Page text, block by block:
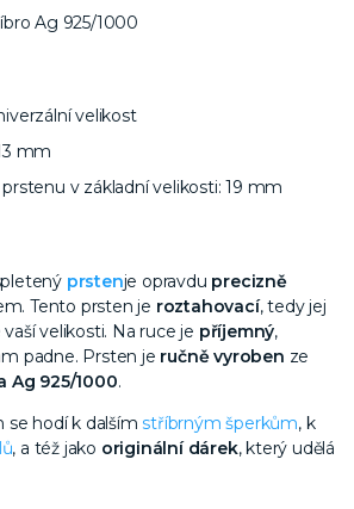
Ag 925/1000
velikost
mm
v základní velikosti: 19 mm
prstenje opravdu precizně
Tento prsten je roztahovací, tedy jej
velikosti. Na ruce je příjemný,
padne. Prsten je ručně vyroben ze
Ag 925/1000.
se hodí k dalšímstříbrným šperkům, k
, a též jako originální dárek, který udělá